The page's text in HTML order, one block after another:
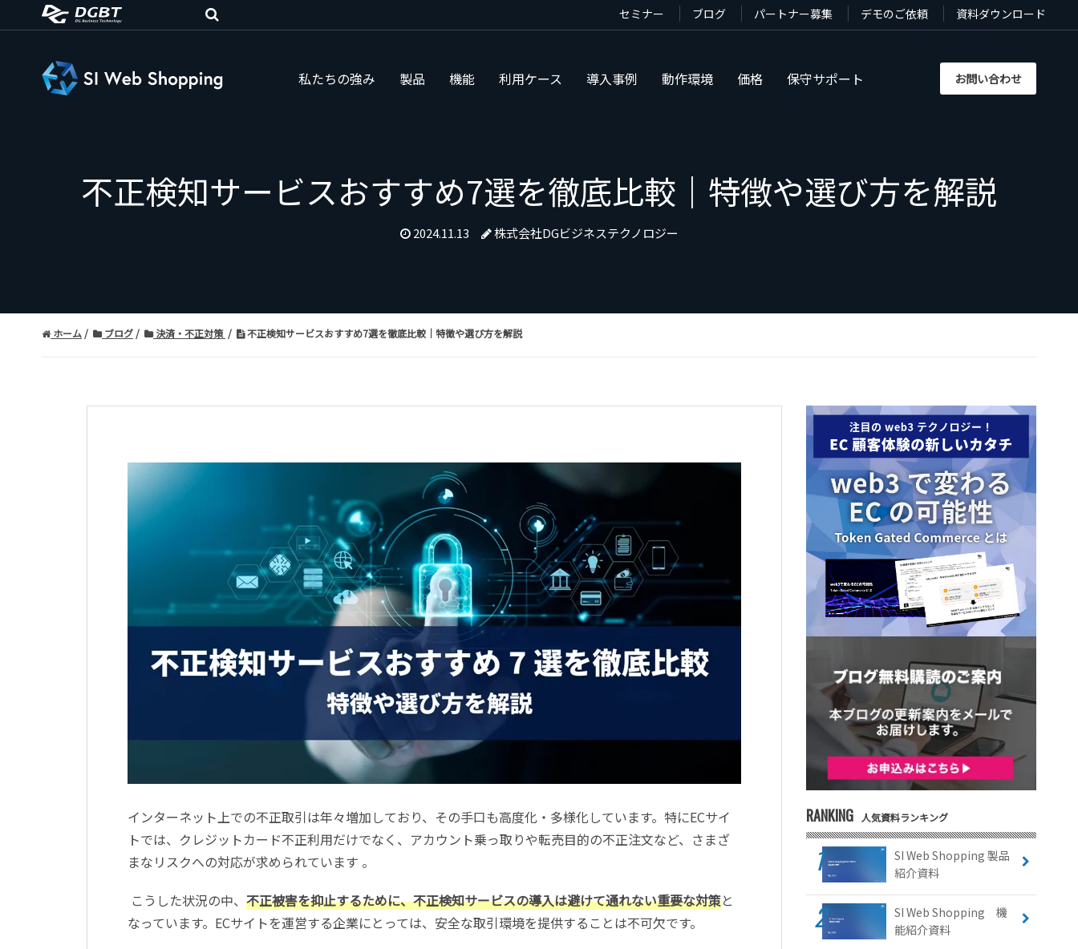
セミナー ブログ パートナー募集 デモのご依頼 資料ダウンロード
私たちの強み 製品 機能 利用ケース 導入事例 動作環境 価格 保守サポート お問い合わせ
不正検知サービスおすすめ7選を徹底比較｜特徴や選び方を解説
2024.11.13 株式会社DGビジネステクノロジー
ホーム ブログ 決済・不正対策 不正検知サービスおすすめ7選を徹底比較｜特徴や選び方を解説
インターネット上での不正取引は年々増加しており、その手口も高度化・多様化しています。特にECサイ
トでは、クレジットカード不正利用だけでなく、アカウント乗っ取りや転売目的の不正注文など、さまざ
まなリスクへの対応が求められています 。
こうした状況の中、 不正被害を抑止するために、不正検知サービスの導入は避けて通れない重要な対策と
なっています。ECサイトを運営する企業にとっては、安全な取引環境を提供することは不可欠です。
RANKING 人気資料ランキング
SI Web Shopping 製品
紹介資料
SI Web Shopping 機
能紹介資料